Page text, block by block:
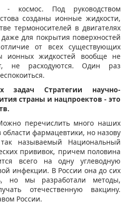
- космос. Под руководством
созданы ионные жидкости,
термоносителей в двигателях
для покрытия поверхностей
от всех существующих
ионных жидкостей вообще не
не расходуются. Один раз
Стратегии научно-
страны и нацпроектов - это
перечислить много наших
фармацевтики, но назову
называемый Национальный
прививок, причем половина
всего на одну углеводную
инфекции. В России она до сих
но мы разработали методы,
отечественную вакцину.
России.